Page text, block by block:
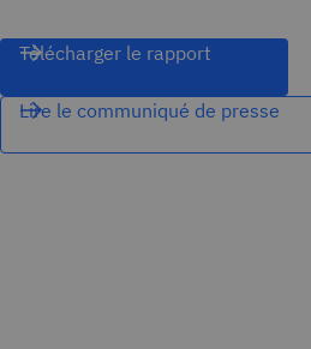
Télécharger le rapport
Lire le communiqué de presse